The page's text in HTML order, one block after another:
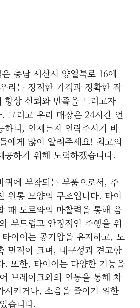
충남 서산시 양열북로 16에
리는 정직한 가격과 정확한 작
항상 신뢰와 만족을 드리고자
그리고 우리 매장은 24시간 언
하니, 언제든지 연락주시기 바
에게 많이 알려주세요! 최고의
공하기 위해 노력하겠습니다.
퀴에 부착되는 부품으로서, 주
원통 모양의 구조입니다. 타이
때 도로와의 마찰력을 통해 움
부드럽고 안정적인 주행을 위
이어는 공기압을 유지하고, 도
면적이 크며, 내구성과 견고함
. 또한, 타이어는 다양한 기능을
브레이크와의 연동을 통해 차
시키거나, 소음을 줄이기 위한
습니다.